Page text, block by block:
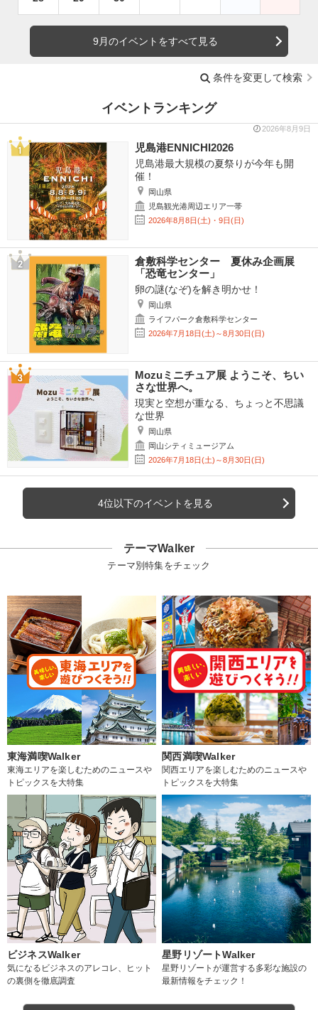
9月のイベントをすべて見る
条件を変更して検索
イベントランキング
2026年8月9日
児島港ENNICHI2026
児島港最大規模の夏祭りが今年も開
催！
岡山県
児島観光港周辺エリア一帯
2026年8月8日(土)・9日(日)
倉敷科学センター 夏休み企画展
「恐竜センター」
卵の謎(なぞ)を解き明かせ！
岡山県
ライフパーク倉敷科学センター
2026年7月18日(土)～8月30日(日)
Mozuミニチュア展 ようこそ、ちい
さな世界へ。
現実と空想が重なる、ちょっと不思議
な世界
岡山県
岡山シティミュージアム
2026年7月18日(土)～8月30日(日)
4位以下のイベントを見る
テーマWalker
テーマ別特集をチェック
東海満喫Walker
東海エリアを楽しむためのニュースや
トピックスを大特集
関西満喫Walker
関西エリアを楽しむためのニュースや
トピックスを大特集
ビジネスWalker
気になるビジネスのアレコレ、ヒット
の裏側を徹底調査
星野リゾートWalker
星野リゾートが運営する多彩な施設の
最新情報をチェック！